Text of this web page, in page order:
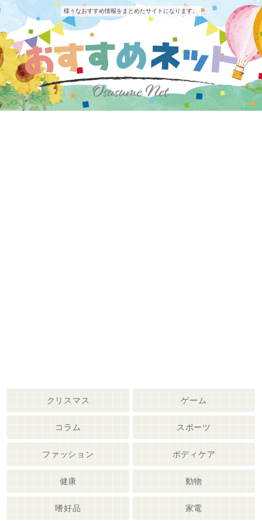
様々なおすすめ情報をまとめたサイトになります。
クリスマス ゲーム
コラム スポーツ
ファッション ボディケア
健康 動物
嗜好品 家電